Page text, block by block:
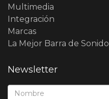
Multimedia
Integración
Marcas
La Mejor Barra de Sonido
Newsletter
Nombre*: